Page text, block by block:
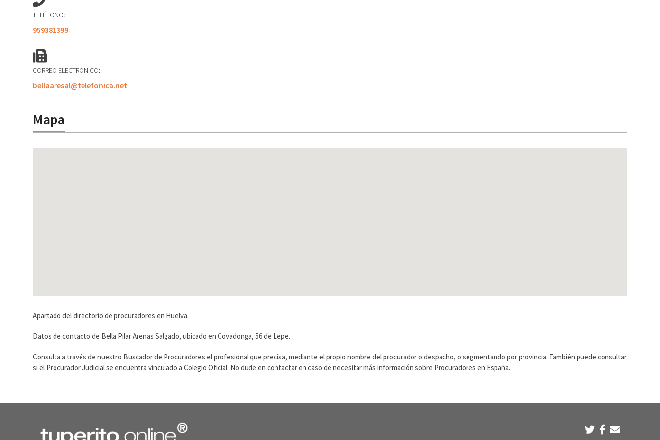
TELÉFONO:
959381399
CORREO ELECTRÓNICO:
bellaaresal@telefonica.net
Mapa
Apartado del directorio de procuradores en Huelva.
Datos de contacto de Bella Pilar Arenas Salgado, ubicado en Covadonga, 56 de Lepe.
Consulta a través de nuestro Buscador de Procuradores el profesional que precisa, mediante el propio nombre del procurador o despacho, o segmentando por provincia. También puede consultar
si el Procurador Judicial se encuentra vinculado a Colegio Oficial. No dude en contactar en caso de necesitar más información sobre Procuradores en España.